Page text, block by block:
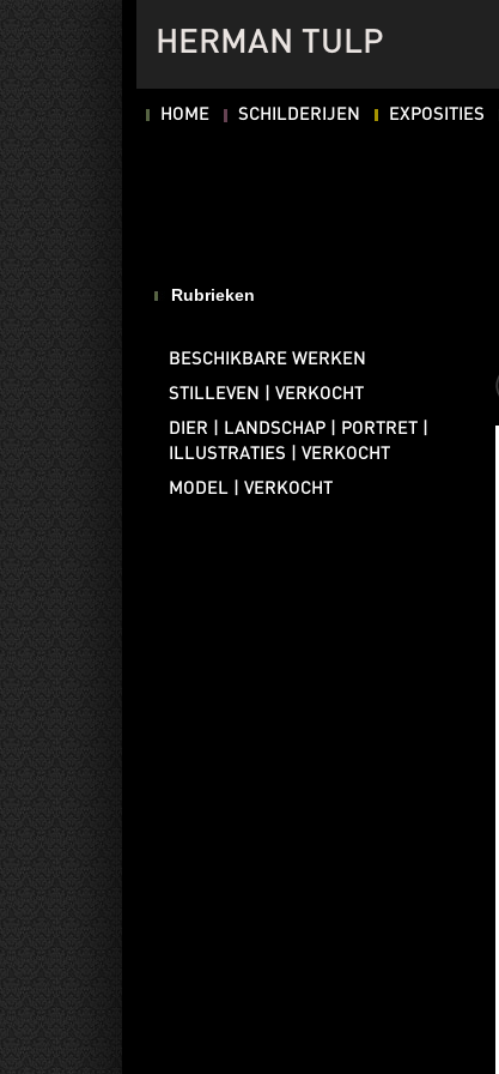
HERMAN TULP
HOME SCHILDERIJEN EXPOSITIES
Rubrieken
BESCHIKBARE WERKEN
STILLEVEN | VERKOCHT
DIER | LANDSCHAP | PORTRET |
ILLUSTRATIES | VERKOCHT
MODEL | VERKOCHT